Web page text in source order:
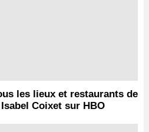
les lieux et restaurants de
Coixet sur HBO